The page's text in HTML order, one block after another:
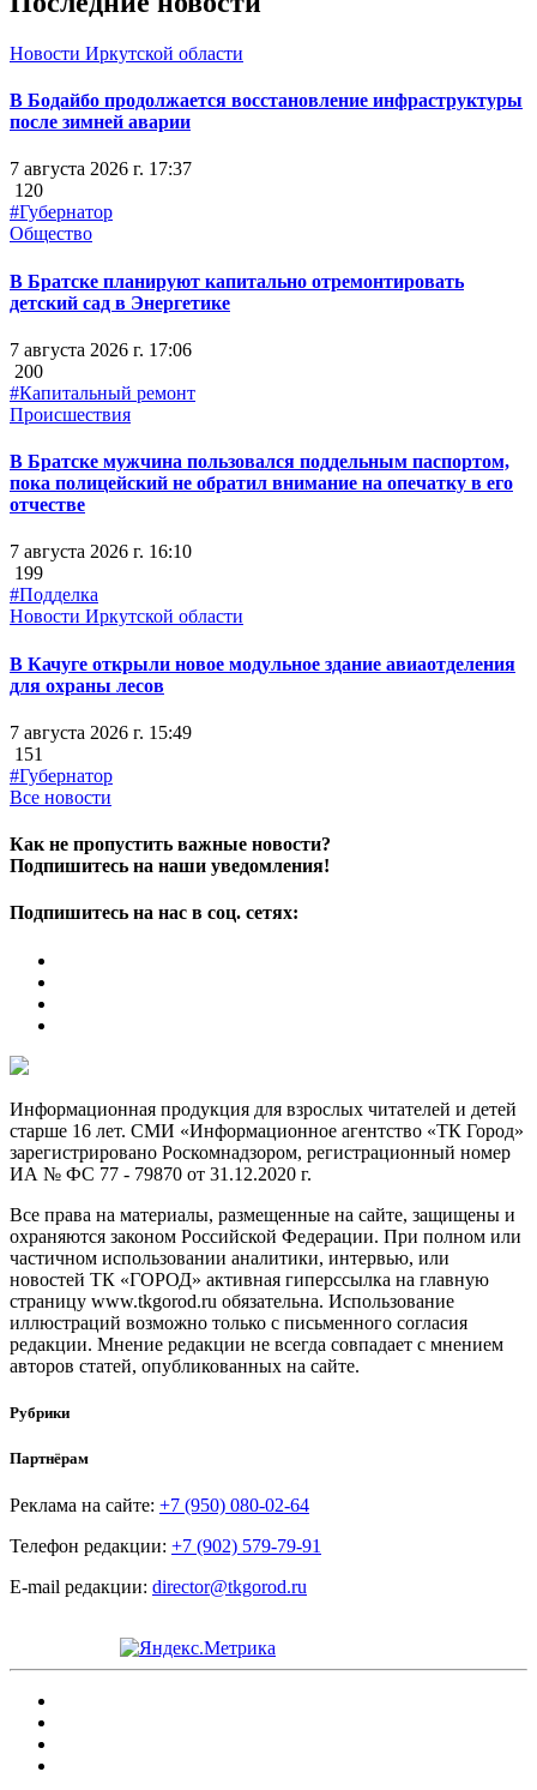
Новости Иркутской области
В Бодайбо продолжается восстановление инфраструктуры
после зимней аварии
7 августа 2026 г. 17:37
120
#Губернатор
Общество
В Братске планируют капитально отремонтировать
детский сад в Энергетике
7 августа 2026 г. 17:06
200
#Капитальный ремонт
Происшествия
В Братске мужчина пользовался поддельным паспортом,
пока полицейский не обратил внимание на опечатку в его
отчестве
7 августа 2026 г. 16:10
199
#Подделка
Новости Иркутской области
В Качуге открыли новое модульное здание авиаотделения
для охраны лесов
7 августа 2026 г. 15:49
151
#Губернатор
Все новости
Как не пропустить важные новости?
Подпишитесь на наши уведомления!
Подпишитесь на нас в соц. сетях:
Информационная продукция для взрослых читателей и детей
старше 16 лет. СМИ «Информационное агентство «ТК Город»
зарегистрировано Роскомнадзором, регистрационный номер
ИА № ФС 77 - 79870 от 31.12.2020 г.
Все права на материалы, размещенные на сайте, защищены и
охраняются законом Российской Федерации. При полном или
частичном использовании аналитики, интервью, или
новостей ТК «ГОРОД» активная гиперссылка на главную
страницу www.tkgorod.ru обязательна. Использование
иллюстраций возможно только с письменного согласия
редакции. Мнение редакции не всегда совпадает с мнением
авторов статей, опубликованных на сайте.
Рубрики
Партнёрам
Реклама на сайте: +7 (950) 080-02-64
Телефон редакции: +7 (902) 579-79-91
E-mail редакции: director@tkgorod.ru